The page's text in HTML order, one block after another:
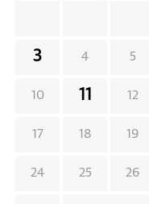
3 4 5
10 11 12
17 18 19
24 25 26